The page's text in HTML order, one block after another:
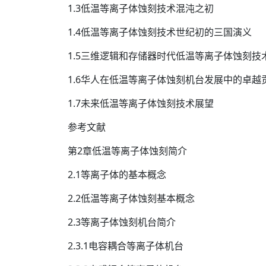
1.3低温等离子体蚀刻技术混沌之初
1.4低温等离子体蚀刻技术世纪初的三国演义
1.5三维逻辑和存储器时代低温等离子体蚀刻技
1.6华人在低温等离子体蚀刻机台发展中的卓越
1.7未来低温等离子体蚀刻技术展望
参考文献
第2章低温等离子体蚀刻简介
2.1等离子体的基本概念
2.2低温等离子体蚀刻基本概念
2.3等离子体蚀刻机台简介
2.3.1电容耦合等离子体机台